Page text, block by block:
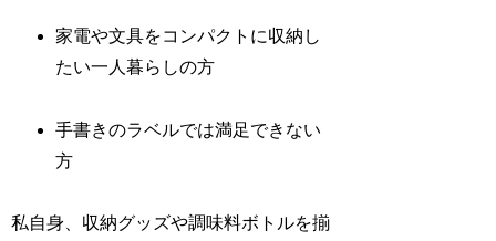
家電や文具をコンパクトに収納し
たい一人暮らしの方
手書きのラベルでは満足できない
方
私自身、収納グッズや調味料ボトルを揃